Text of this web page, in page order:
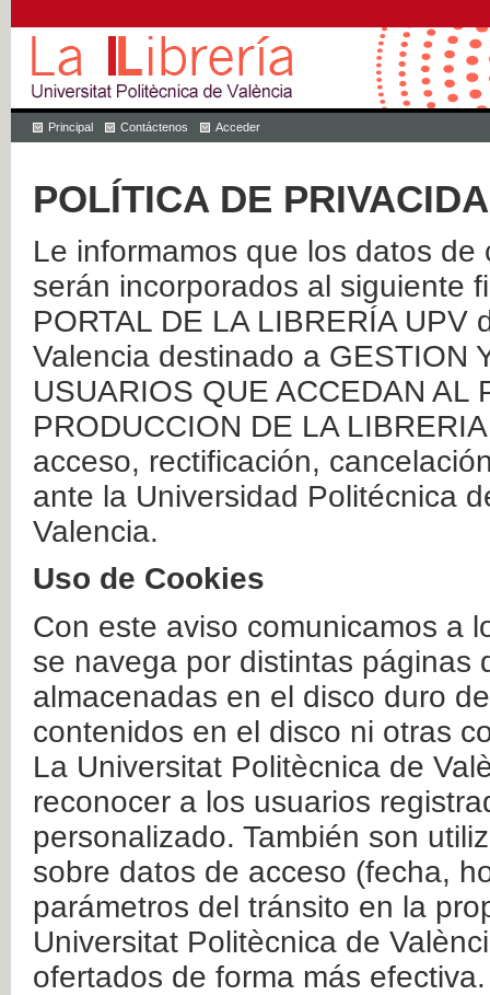
Principal Contáctenos Acceder
POLÍTICA DE
Le informamos que los datos
serán incorporados al siguiente
PORTAL DE LA LIBRERÍA
Valencia destinado a GESTION
USUARIOS QUE ACCEDAN AL
PRODUCCION DE LA
acceso, rectificación,
ante la Universidad Politécnica
Valencia.
Uso de Cookies
Con este aviso comunicamos a
se navega por distintas páginas
almacenadas en el disco duro
contenidos en el disco ni otras
La Universitat Politècnica de
reconocer a los usuarios
personalizado. También son
sobre datos de acceso (fecha,
parámetros del tránsito en la
Universitat Politècnica de
ofertados de forma más efectiva.